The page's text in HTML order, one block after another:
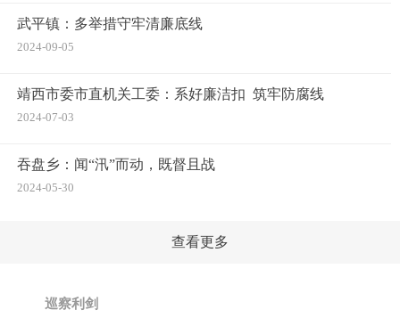
武平镇：多举措守牢清廉底线
2024-09-05
靖西市委市直机关工委：系好廉洁扣 筑牢防腐线
2024-07-03
吞盘乡：闻“汛”而动，既督且战
2024-05-30
查看更多
巡察利剑